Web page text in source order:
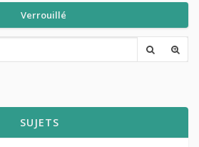
Verrouillé
SUJETS